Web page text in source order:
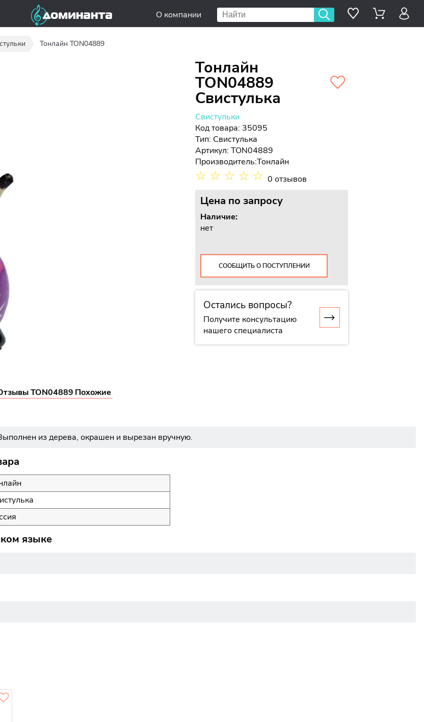
О компании
Тонлайн TON04889
Тонлайн
TON04889
Свистулька
Свистульки
Код товара: 35095
Тип: Свистулька
Артикул: TON04889
Производитель:Тонлайн
☆ ☆ ☆ ☆ ☆ 0 отзывов
Цена по запросу
Наличие:
нет
СООБЩИТЬ О ПОСТУПЛЕНИИ
Остались вопросы?
Получите консультацию
нашего специалиста
TON04889 Похожие
из дерева, окрашен и вырезан вручную.
языке